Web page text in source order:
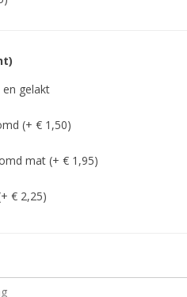
gelakt
(+ € 1,50)
mat (+ € 1,95)
€ 2,25)